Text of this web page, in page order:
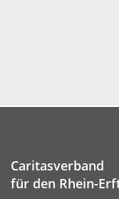
Caritasverband
für den Rhein-